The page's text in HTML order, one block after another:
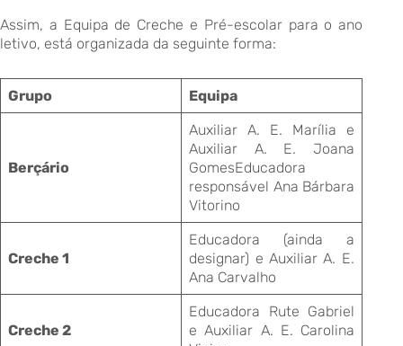
Assim, a Equipa de Creche e Pré-escolar para o ano
letivo, está organizada da seguinte forma:
Grupo Equipa
Berçário
Auxiliar A. E. Marília e
Auxiliar A. E. Joana
GomesEducadora
responsável Ana Bárbara
Vitorino
Creche 1
Educadora (ainda a
designar) e Auxiliar A. E.
Ana Carvalho
Creche 2
Educadora Rute Gabriel
e Auxiliar A. E. Carolina